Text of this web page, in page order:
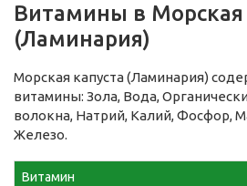
Витамины в Морская
(Ламинария)
Морская капуста (Ламинария)
витамины: Зола, Вода,
волокна, Натрий, Калий, Фосфор,
Железо.
Витамин